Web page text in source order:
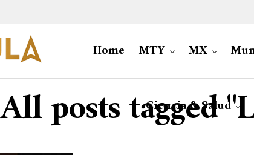
Home MTY MX
Ciencia & Salud
All posts tagged